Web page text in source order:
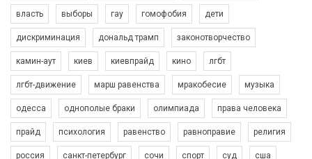
Зупинимо насильство проти ЛГБТ в Україні! Stop violence against LGBT in Ukraine!
6/30/2017
Емоційний та вражаючий промо-ролік на конкурс PACT, який
представляє програму "Гей-альянс Україна" з протидії
насильству проти ЛГБТ в Україні.
1.9K Просмотров • 226 Нравится • 5 Комментариев
власть выборы гау гомофобия дети
дискриминация дональд трамп законотворчество
камин-аут киев киевпрайд кино лгбт
лгбт-движение марш равенства мракобесие музыка
одесса однополые браки олимпиада права человека
прайд психология равенство равноправие религия
россия санкт-петербург сочи спорт суд сша